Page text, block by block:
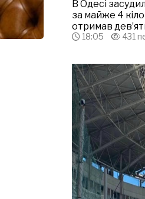
В Одесі
за майже 4
отримав
18:05 431